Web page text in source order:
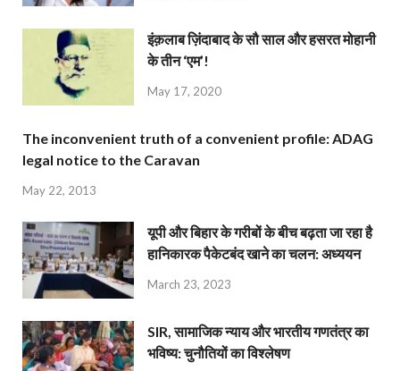
इंक़लाब ज़िंदाबाद के सौ साल और हसरत मोहानी
के तीन ‘एम’!
May 17, 2020
The inconvenient truth of a convenient profile: ADAG
legal notice to the Caravan
May 22, 2013
यूपी और बिहार के गरीबों के बीच बढ़ता जा रहा है
हानिकारक पैकेटबंद खाने का चलन: अध्ययन
March 23, 2023
SIR, सामाजिक न्याय और भारतीय गणतंत्र का
भविष्य: चुनौतियों का विश्लेषण